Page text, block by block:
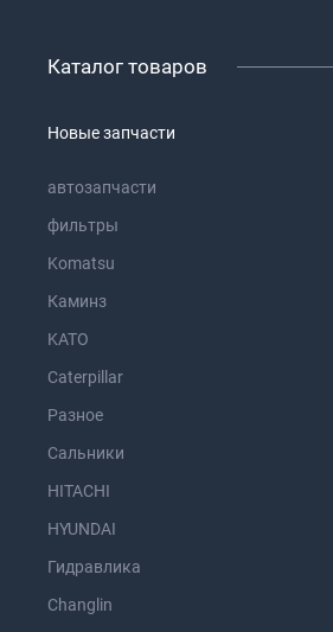
Каталог товаров
Новые запчасти
автозапчасти
фильтры
Komatsu
Каминз
KATO
Caterpillar
Разное
Сальники
HITACHI
HYUNDAI
Гидравлика
Changlin